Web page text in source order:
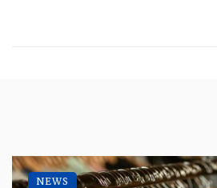
NEWS